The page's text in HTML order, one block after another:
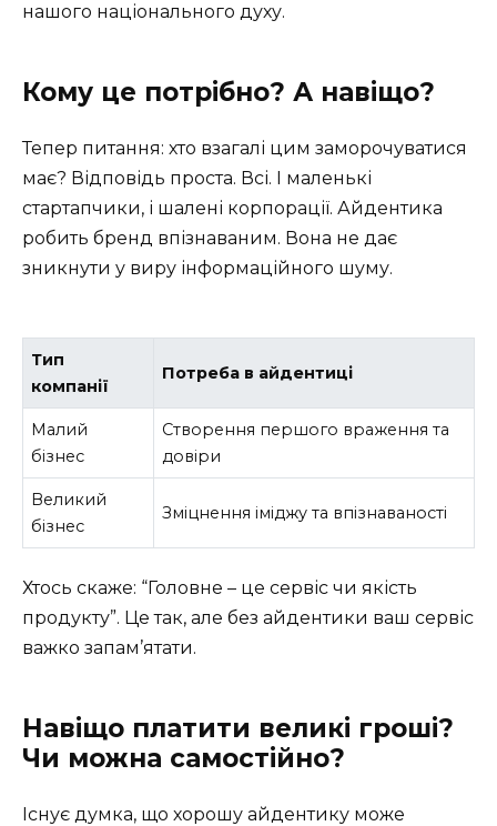
нашого національного духу.
Кому це потрібно? А навіщо?
Тепер питання: хто взагалі цим заморочуватися
має? Відповідь проста. Всі. І маленькі
стартапчики, і шалені корпорації. Айдентика
робить бренд впізнаваним. Вона не дає
зникнути у виру інформаційного шуму.
Тип
компанії
Потреба в айдентиці
Малий
бізнес
Створення першого враження та
довіри
Великий
бізнес
Зміцнення іміджу та впізнаваності
Хтось скаже: “Головне – це сервіс чи якість
продукту”. Це так, але без айдентики ваш сервіс
важко запам’ятати.
Навіщо платити великі гроші?
Чи можна самостійно?
Існує думка, що хорошу айдентику може